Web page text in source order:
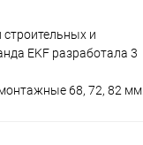
и
EKF разработала 3
68, 72, 82 мм.